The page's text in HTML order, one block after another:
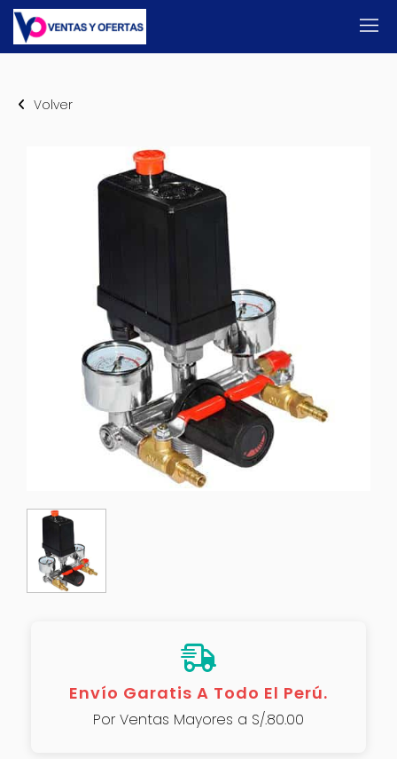
Volver
Envío Garatis A Todo El Perú.
Por Ventas Mayores a S/.80.00